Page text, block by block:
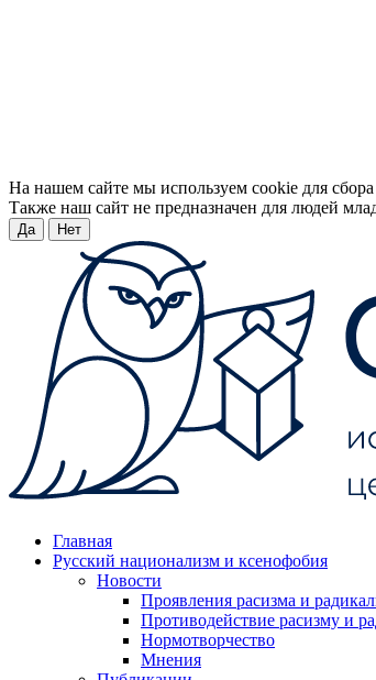
На нашем сайте мы используем cookie для
Также наш сайт не предназначен для людей
Да Нет
Главная
Русский национализм и ксенофобия
Новости
Проявления расизма и
Противодействие расизму и
Нормотворчество
Мнения